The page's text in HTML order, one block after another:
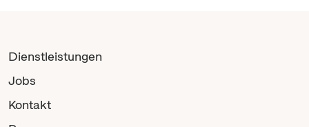
Dienstleistungen
Jobs
Kontakt